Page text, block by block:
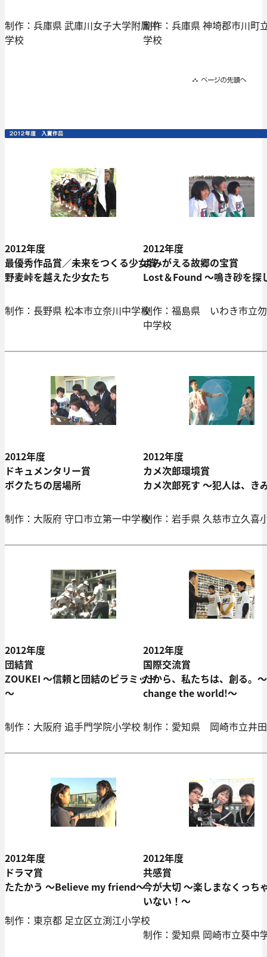
制作：兵庫県 武庫川女子大学附属中
学校
制作：兵庫県 神埼郡市川町
学校
2012年度
最優秀作品賞／未来をつくる少女賞
野麦峠を越えた少女たち
制作：長野県 松本市立奈川中学校
2012年度
よみがえる故郷の宝賞
Lost＆Found ～鳴き砂を探
制作：福島県 いわき市立
中学校
2012年度
ドキュメンタリー賞
ボクたちの居場所
制作：大阪府 守口市立第一中学校
2012年度
カメ次郎環境賞
カメ次郎死す ～犯人は、き
制作：岩手県 久慈市立久喜
2012年度
団結賞
ZOUKEI ～信頼と団結のピラミッド
～
制作：大阪府 追手門学院小学校
2012年度
国際交流賞
だから、私たちは、創る。
change the world!～
制作：愛知県 岡崎市立井
2012年度
ドラマ賞
たたかう ～Believe my friend～
制作：東京都 足立区立渕江小学校
2012年度
共感賞
今が大切 ～楽しまなくっち
いない！～
制作：愛知県 岡崎市立葵中